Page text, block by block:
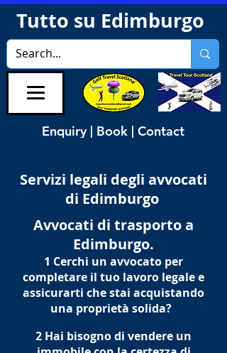
Tutto su Edimburgo
Enquiry | Book | Contact
Servizi legali degli avvocati
di Edimburgo
Avvocati di trasporto a
Edimburgo.
1 Cerchi un avvocato per
completare il tuo lavoro legale e
assicurarti che stai acquistando
una proprietà solida?
2 Hai bisogno di vendere un